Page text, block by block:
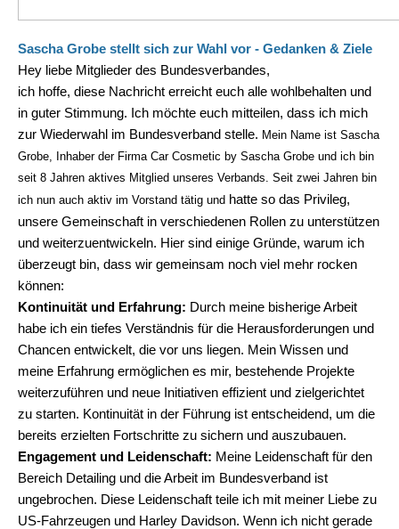
Sascha Grobe stellt sich zur Wahl vor - Gedanken & Ziele
Hey liebe Mitglieder des Bundesverbandes,
ich hoffe, diese Nachricht erreicht euch alle wohlbehalten und
in guter Stimmung. Ich möchte euch mitteilen, dass ich mich
zur Wiederwahl im Bundesverband stelle. Mein Name ist Sascha
Grobe, Inhaber der Firma Car Cosmetic by Sascha Grobe und ich bin
seit 8 Jahren aktives Mitglied unseres Verbands. Seit zwei Jahren bin
ich nun auch aktiv im Vorstand tätig und hatte so das Privileg,
unsere Gemeinschaft in verschiedenen Rollen zu unterstützen
und weiterzuentwickeln. Hier sind einige Gründe, warum ich
überzeugt bin, dass wir gemeinsam noch viel mehr rocken
können:
Kontinuität und Erfahrung: Durch meine bisherige Arbeit
habe ich ein tiefes Verständnis für die Herausforderungen und
Chancen entwickelt, die vor uns liegen. Mein Wissen und
meine Erfahrung ermöglichen es mir, bestehende Projekte
weiterzuführen und neue Initiativen effizient und zielgerichtet
zu starten. Kontinuität in der Führung ist entscheidend, um die
bereits erzielten Fortschritte zu sichern und auszubauen.
Engagement und Leidenschaft: Meine Leidenschaft für den
Bereich Detailing und die Arbeit im Bundesverband ist
ungebrochen. Diese Leidenschaft teile ich mit meiner Liebe zu
US-Fahrzeugen und Harley Davidson. Wenn ich nicht gerade